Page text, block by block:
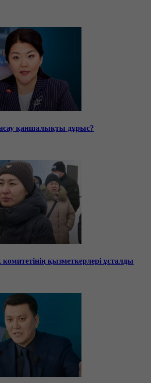
қаншалықты дұрыс?
комитетінің қызметкерлері ұсталды